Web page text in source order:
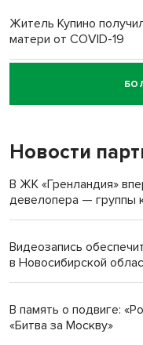
Житель Купино
матери от COVID-19
Новосибирский суд
пенсионерки на
«Мы живём на
терроризируют жителей
Новосибирский
Новости
В ЖК «Гренландия»
девелопера — группы
Видеозапись
в Новосибирской
В память о подвиге:
«Битва за Москву»